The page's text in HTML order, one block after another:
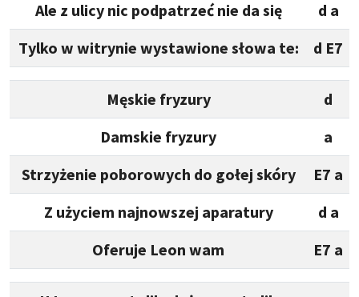
Ale z ulicy nic podpatrzeć nie da się
d a
Tylko w witrynie wystawione słowa te:
d E7
Męskie fryzury
d
Damskie fryzury
a
Strzyżenie poborowych do gołej skóry
E7 a
Z użyciem najnowszej aparatury
d a
Oferuje Leon wam
E7 a